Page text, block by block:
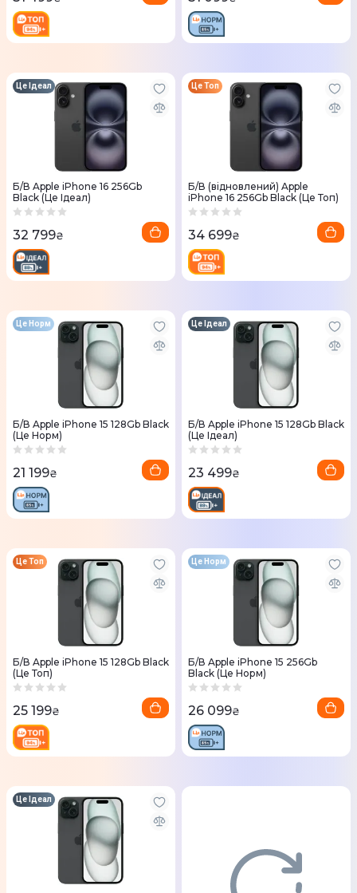
Б/В Apple iPhone 16 256Gb
Black (Це Ідеал)
Це Ідеал
32 799₴
Б/В (відновлений) Apple
iPhone 16 256Gb Black (Це Топ)
Це Топ
34 699₴
Б/В Apple iPhone 15 128Gb Black
(Це Норм)
Це Норм
21 199₴
Б/В Apple iPhone 15 128Gb Black
(Це Ідеал)
Це Ідеал
23 499₴
Б/В Apple iPhone 15 128Gb Black
(Це Топ)
Це Топ
25 199₴
Б/В Apple iPhone 15 256Gb
Black (Це Норм)
Це Норм
26 099₴
Це Ідеал